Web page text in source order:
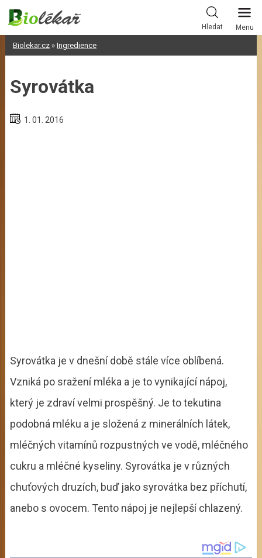
Skip
content
Hledat Menu
Biolekar.cz» Ingredience
Syrovátka
1. 01. 2016
Syrovátka je v dnešní době stále více oblíbená.
Vzniká po sražení mléka a je to vynikající nápoj,
který je zdraví velmi prospěšný. Je to tekutina
podobná mléku a je složená z minerálních látek,
mléčných vitamínů rozpustných ve vodě, mléčného
cukru a mléčné kyseliny. Syrovátka je v různých
chuťových druzích, buď jako syrovátka bez příchutí,
anebo s ovocem. Tento nápoj je nejlepší chlazený.